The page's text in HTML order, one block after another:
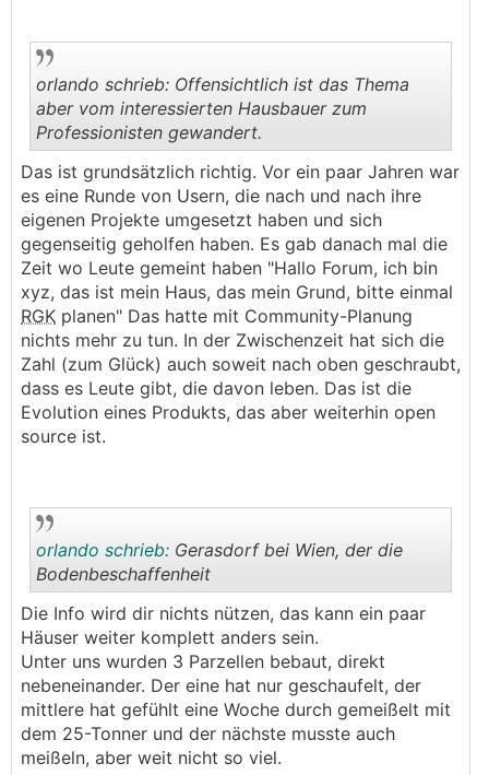
..
orlando schrieb: Offensichtlich ist das Thema
aber vom interessierten Hausbauer zum
Professionisten gewandert.
Das ist grundsätzlich richtig. Vor ein paar Jahren war
es eine Runde von Usern, die nach und nach ihre
eigenen Projekte umgesetzt haben und sich
gegenseitig geholfen haben. Es gab danach mal die
Zeit wo Leute gemeint haben "Hallo Forum, ich bin
xyz, das ist mein Haus, das mein Grund, bitte einmal
RGK planen" Das hatte mit Community-Planung
nichts mehr zu tun. In der Zwischenzeit hat sich die
Zahl (zum Glück) auch soweit nach oben geschraubt,
dass es Leute gibt, die davon leben. Das ist die
Evolution eines Produkts, das aber weiterhin open
source ist.
..
orlando schrieb: Gerasdorf bei Wien, der die
Bodenbeschaffenheit
Die Info wird dir nichts nützen, das kann ein paar
Häuser weiter komplett anders sein.
Unter uns wurden 3 Parzellen bebaut, direkt
nebeneinander. Der eine hat nur geschaufelt, der
mittlere hat gefühlt eine Woche durch gemeißelt mit
dem 25-Tonner und der nächste musste auch
meißeln, aber weit nicht so viel.